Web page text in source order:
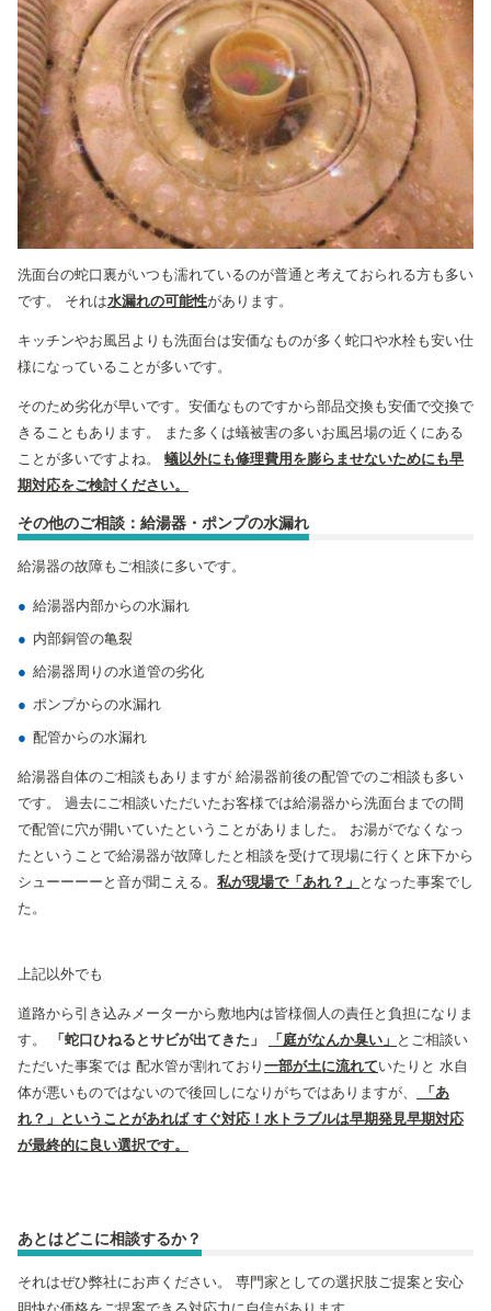
洗面台の蛇口裏がいつも濡れているのが普通と考えておられる方も多い
です。 それは水漏れの可能性があります。
キッチンやお風呂よりも洗面台は安価なものが多く蛇口や水栓も安い仕
様になっていることが多いです。
そのため劣化が早いです。安価なものですから部品交換も安価で交換で
きることもあります。 また多くは蟻被害の多いお風呂場の近くにある
ことが多いですよね。 蟻以外にも修理費用を膨らませないためにも早
期対応をご検討ください。
その他のご相談：給湯器・ポンプの水漏れ
給湯器の故障もご相談に多いです。
給湯器内部からの水漏れ
内部銅管の亀裂
給湯器周りの水道管の劣化
ポンプからの水漏れ
配管からの水漏れ
給湯器自体のご相談もありますが 給湯器前後の配管でのご相談も多い
です。 過去にご相談いただいたお客様では給湯器から洗面台までの間
で配管に穴が開いていたということがありました。 お湯がでなくなっ
たということで給湯器が故障したと相談を受けて現場に行くと床下から
シューーーーと音が聞こえる。 私が現場で「あれ？」 となった事案でし
た。
上記以外でも
道路から引き込みメーターから敷地内は皆様個人の責任と負担になりま
す。
「蛇口ひねるとサビが出てきた」 「庭がなんか臭い」 とご相談い
ただいた事案では 配水管が割れており 一部が土に流れていたりと 水自
体が悪いものではないので後回しになりがちではありますが、
「あ
れ？」ということがあれば すぐ対応！水トラブルは早期発見早期対応
が最終的に良い選択です。
あとはどこに相談するか？
それはぜひ弊社にお声ください。
専門家としての選択肢ご提案と安心